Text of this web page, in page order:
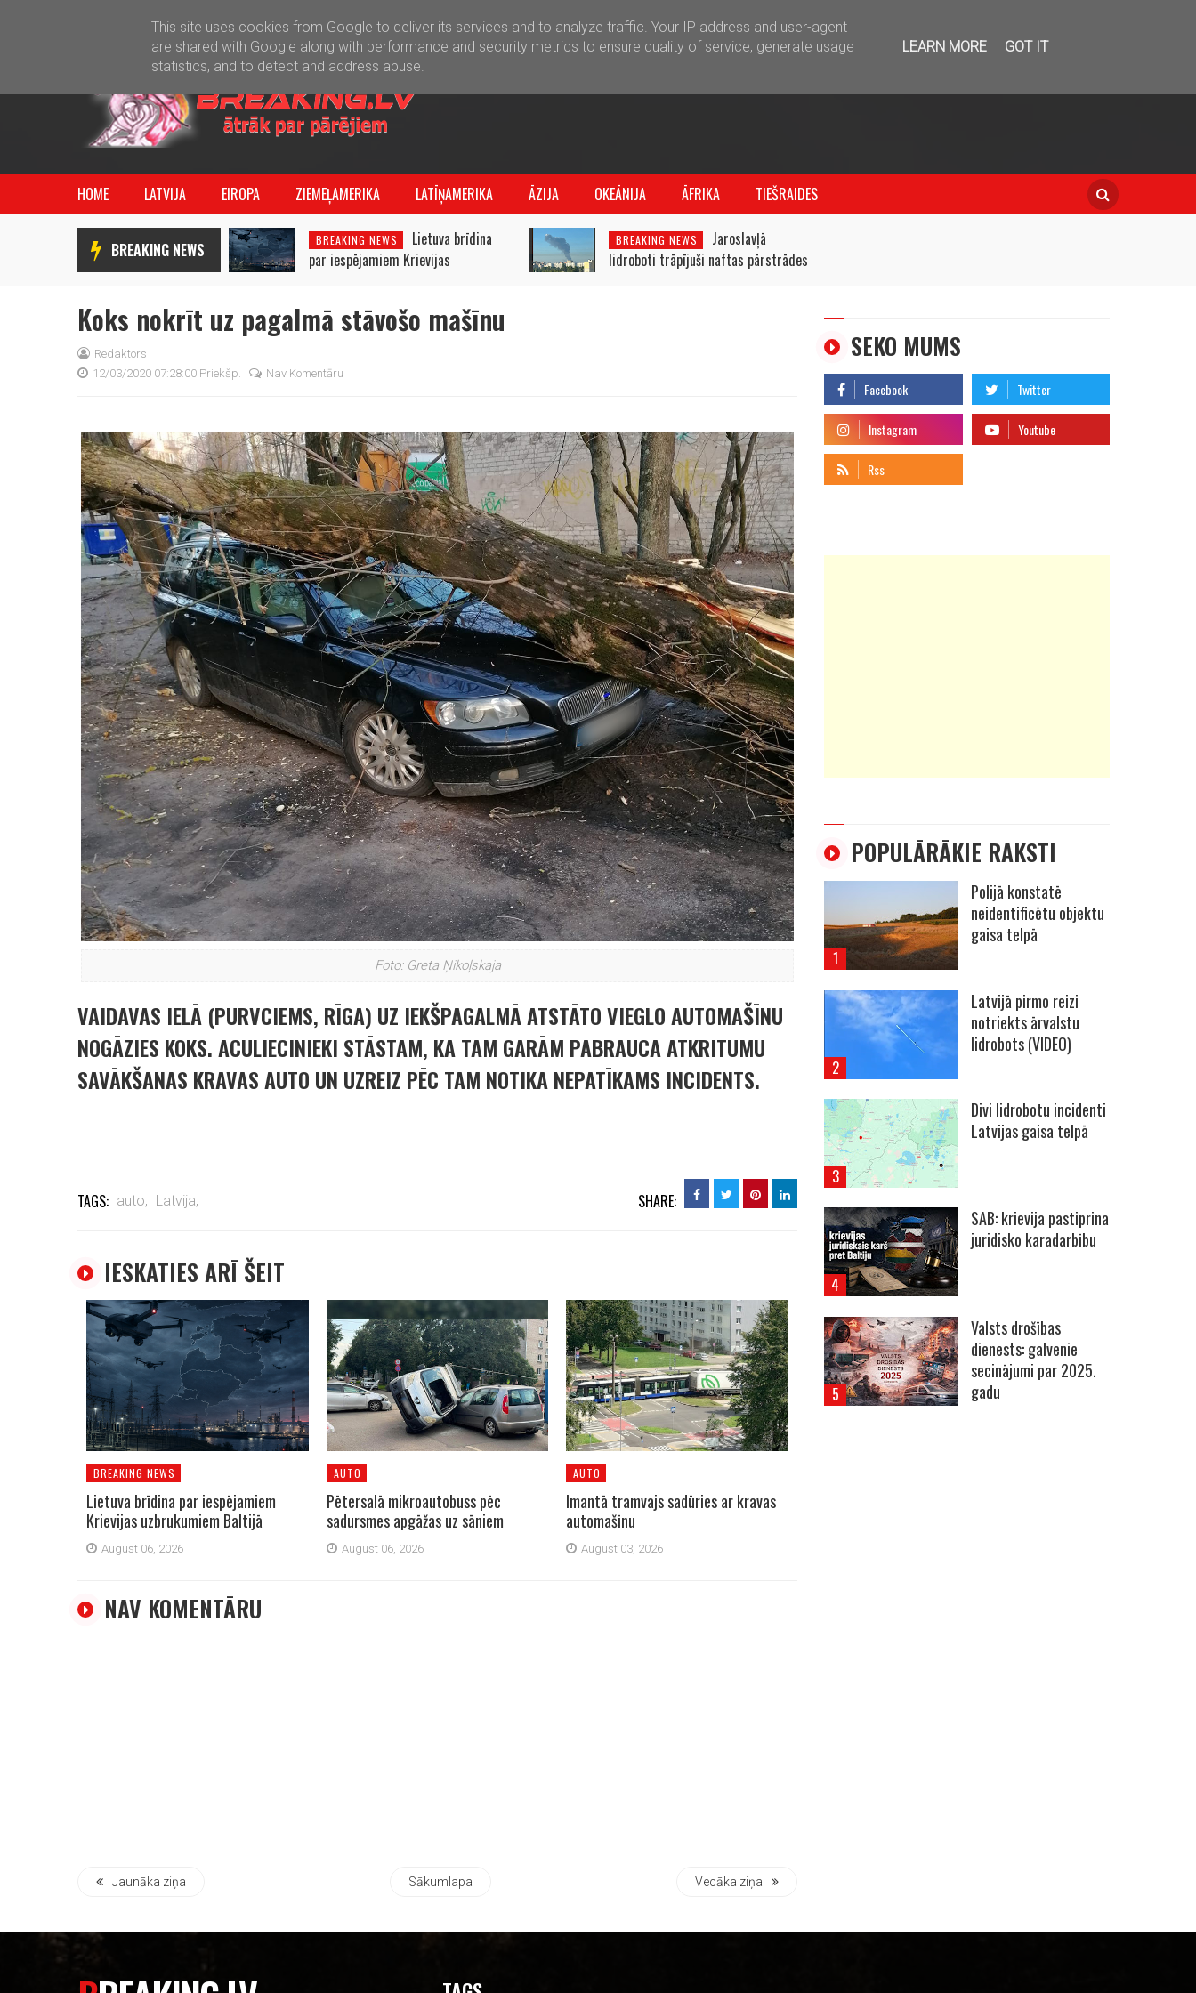
HOME LATVIJA EIROPA ZIEMEĻAMERIKA LATĪŅAMERIKA ĀZIJA OKEĀNIJA ĀFRIKA TIEŠRAIDES
BREAKING NEWS BREAKING NEWS
Lietuva brīdina
par iespējamiem Krievijas
BREAKING NEWS
Jaroslavļā
lidroboti trāpījuši naftas pārstrādes
Koks nokrīt uz pagalmā stāvošo mašīnu
Redaktors
12/03/2020 07:28:00 Priekšp.
Nav Komentāru
Foto: Greta Ņikoļskaja
VAIDAVAS IELĀ (PURVCIEMS, RĪGA) UZ IEKŠPAGALMĀ ATSTĀTO VIEGLO AUTOMAŠĪNU
NOGĀZIES KOKS. ACULIECINIEKI STĀSTAM, KA TAM GARĀM PABRAUCA ATKRITUMU
SAVĀKŠANAS KRAVAS AUTO UN UZREIZ PĒC TAM NOTIKA NEPATĪKAMS INCIDENTS.
TAGS: auto, Latvija, SHARE:
IESKATIES ARĪ ŠEIT
BREAKING NEWS
Lietuva brīdina par iespējamiem
Krievijas uzbrukumiem Baltijā
August 06, 2026
AUTO
Pētersalā mikroautobuss pēc
sadursmes apgāžas uz sāniem
August 06, 2026
AUTO
Imantā tramvajs sadūries ar kravas
automašīnu
August 03, 2026
NAV KOMENTĀRU
Jaunāka ziņa Sākumlapa Vecāka ziņa
SEKO MUMS
POPULĀRĀKIE RAKSTI
Polijā konstatē
neidentificētu objektu
gaisa telpā
Latvijā pirmo reizi
notriekts ārvalstu
lidrobots (VIDEO)
Divi lidrobotu incidenti
Latvijas gaisa telpā
SAB: krievija pastiprina
juridisko karadarbību
Valsts drošības
dienests: galvenie
secinājumi par 2025.
gadu
This site uses cookies from Google to deliver its services and to analyze traffic. Your IP address and user-agent
are shared with Google along with performance and security metrics to ensure quality of service, generate usage
statistics, and to detect and address abuse.
LEARN MORE GOT IT